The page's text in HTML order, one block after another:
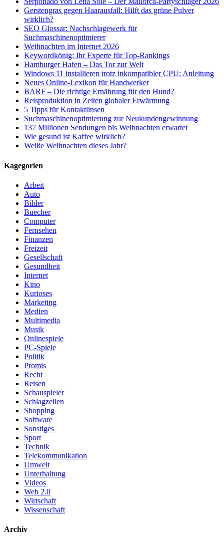
Gerstengras gegen Haarausfall: Hilft das grüne Pulver
wirklich?
SEO Glossar: Nachschlagewerk für
Suchmaschinenoptimierer
Weihnachten im Internet 2026
Keywordkönig: Ihr Experte für Top-Rankings
Hamburger Hafen – Das Tor zur Welt
Windows 11 installieren trotz inkompatibler CPU: Anleitung
Neues Online-Lexikon für Handwerker
BARF – Die richtige Ernährung für den Hund?
Reisproduktion in Zeiten globaler Erwärmung
5 Tipps für Kontaktlinsen
Suchmaschinenoptimierung zur Neukundengewinnung
137 Millionen Sendungen bis Weihnachten erwartet
Wie gesund ist Kaffee wirklich?
Weiße Weihnachten dieses Jahr?
Kagegorien
Arbeit
Auto
Bilder
Buecher
Computer
Fernsehen
Finanzen
Freizeit
Gesellschaft
Gesundheit
Internet
Kino
Kurioses
Marketing
Medien
Multimedia
Musik
Onlinespiele
PC-Spiele
Politik
Promis
Recht
Reisen
Schauspieler
Schlagzeilen
Shopping
Software
Sonstiges
Sport
Technik
Telekommunikation
Umwelt
Unterhaltung
Videos
Web 2.0
Wirtschaft
Wissenschaft
Archiv